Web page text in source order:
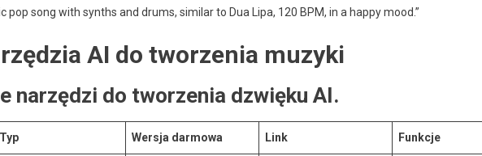
pop song with synths and drums, similar to Dua Lipa, 120 BPM, in a happy mood.”
AI do tworzenia muzyki
narzędzi do tworzenia dzwięku AI.
Typ Wersja darmowa Link Funkcje